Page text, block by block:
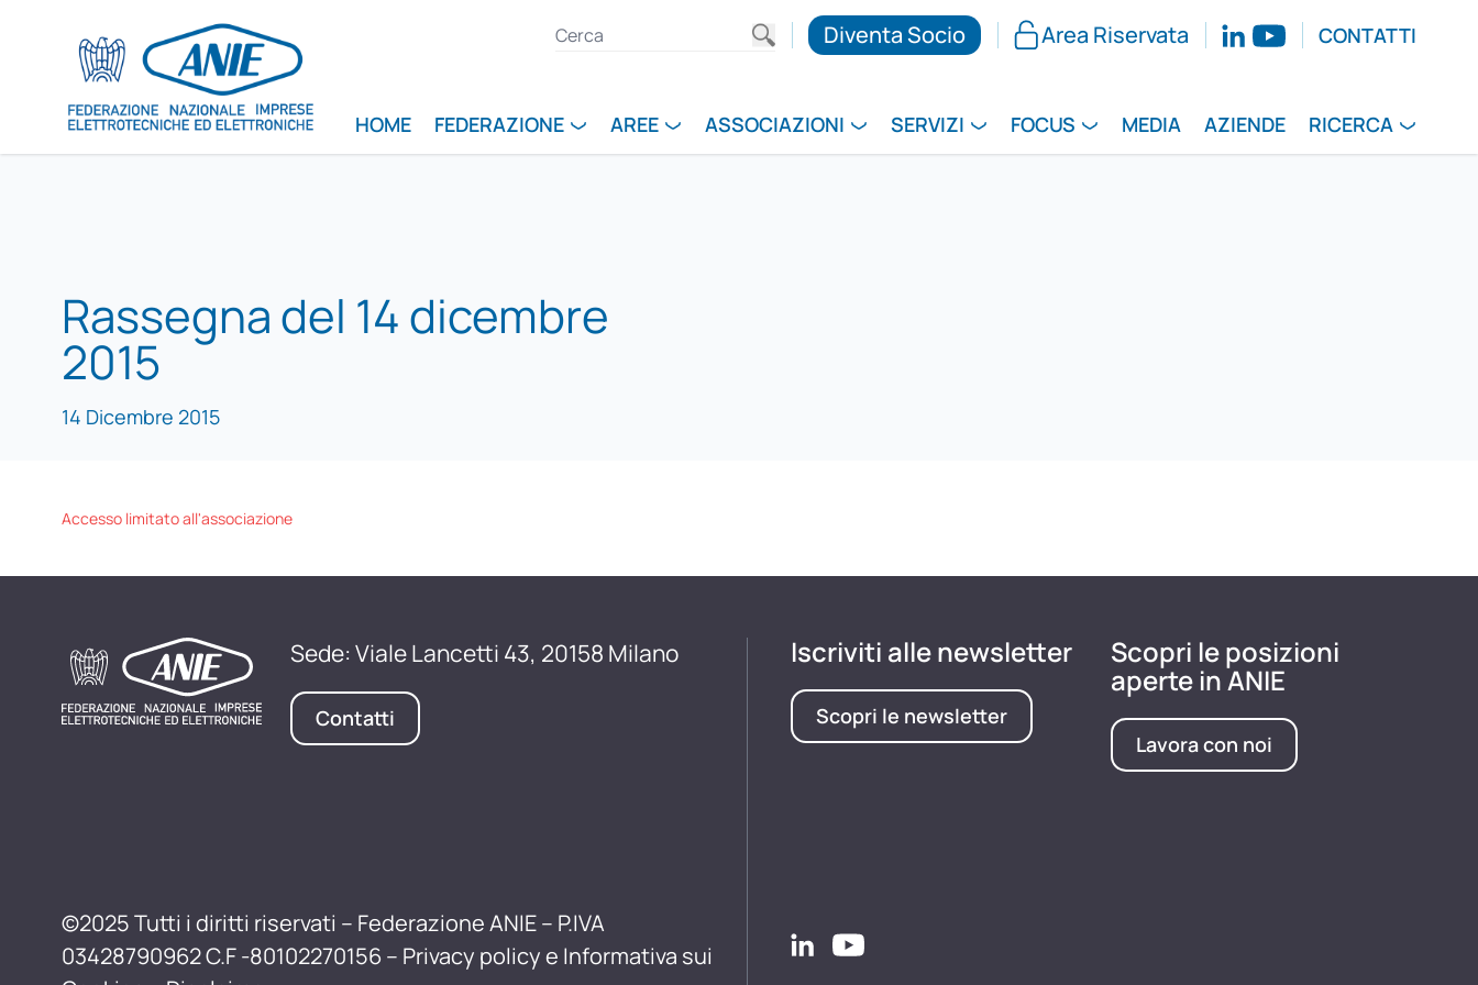
Diventa Socio Area Riservata CONTATTI
HOME FEDERAZIONE AREE ASSOCIAZIONI SERVIZI FOCUS MEDIA AZIENDE RICERCA
Rassegna del 14 dicembre
2015
14 Dicembre 2015
Accesso limitato all'associazione
Sede: Viale Lancetti 43, 20158 Milano
Contatti
©2025 Tutti i diritti riservati – Federazione ANIE – P.IVA
03428790962 C.F -80102270156 – Privacy policy e Informativa sui
Iscriviti alle newsletter
Scopri le newsletter
Scopri le posizioni
aperte in ANIE
Lavora con noi